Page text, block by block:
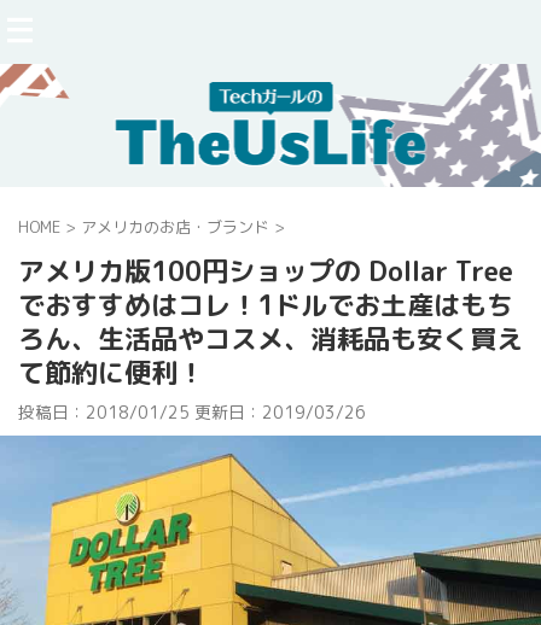
HOME > アメリカのお店・ブランド >
アメリカ版100円ショップの Dollar Tree
でおすすめはコレ！1ドルでお土産はもち
ろん、生活品やコスメ、消耗品も安く買え
て節約に便利！
投稿日：2018/01/25 更新日： 2019/03/26